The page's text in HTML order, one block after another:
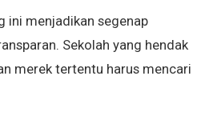
ini menjadikan segenap
Sekolah yang hendak
merek tertentu harus mencari